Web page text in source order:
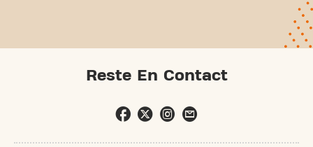
Reste En Contact